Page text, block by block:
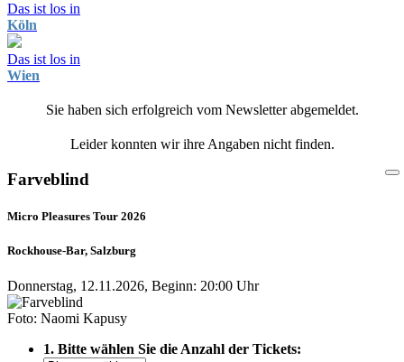
Das ist los in
Köln
Das ist los in
Wien
Sie haben sich erfolgreich vom Newsletter abgemeldet.
Leider konnten wir ihre Angaben nicht finden.
Farveblind
Micro Pleasures Tour 2026
Rockhouse-Bar, Salzburg
Donnerstag, 12.11.2026, Beginn: 20:00 Uhr
Foto: Naomi Kapusy
1. Bitte wählen Sie die Anzahl der Tickets: